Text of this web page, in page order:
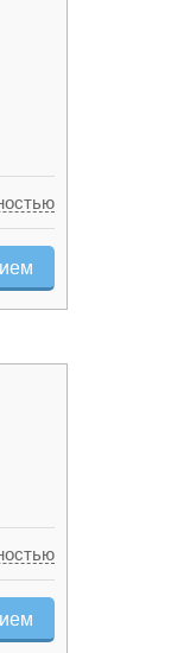
г.
–